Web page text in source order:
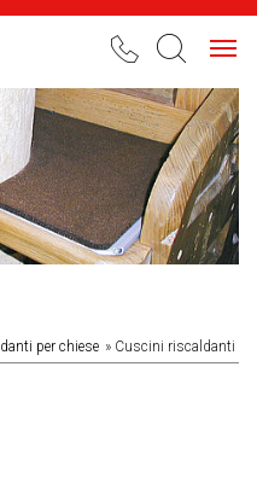
per chiese Cuscini riscaldanti